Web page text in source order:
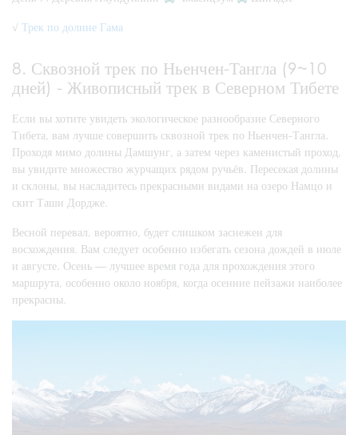
√ Трек по долине Гама
8. Сквозной трек по Ньенчен-Тангла (9~10
дней) - Живописный трек в Северном Тибете
Если вы хотите увидеть экологическое разнообразие Северного
Тибета, вам лучше совершить сквозной трек по Ньенчен-Тангла.
Проходя мимо долины Дамшунг, а затем через каменистый проход,
вы увидите множество журчащих рядом ручьёв. Пересекая долины
и склоны, вы насладитесь прекрасными видами на озеро Намцо и
скит Таши Дордже.
Весной перевал, вероятно, будет слишком заснежен для
восхождения. Вам следует особенно избегать сезона дождей в июле
и августе. Осень — лучшее время года для прохождения этого
маршрута, особенно около ноября, когда осенние пейзажи наиболее
прекрасны.